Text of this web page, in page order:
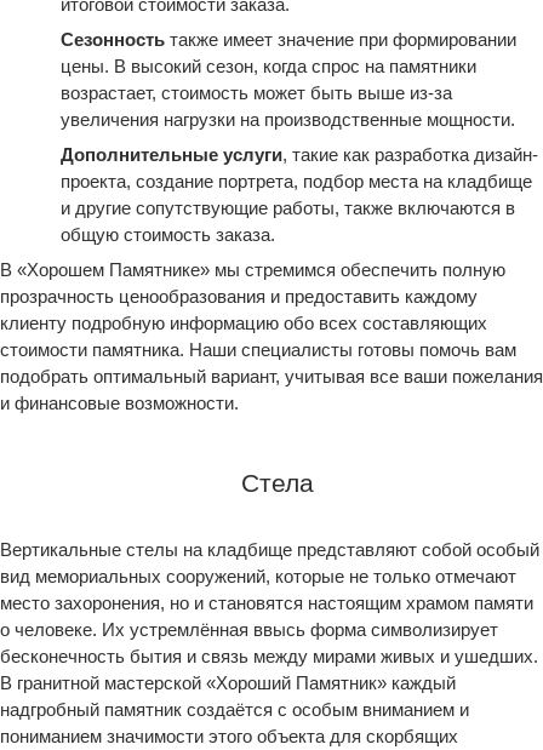
итоговой стоимости заказа.
Сезонность также имеет значение при формировании
цены. В высокий сезон, когда спрос на памятники
возрастает, стоимость может быть выше из-за
увеличения нагрузки на производственные мощности.
Дополнительные услуги, такие как разработка дизайн-
проекта, создание портрета, подбор места на кладбище
и другие сопутствующие работы, также включаются в
общую стоимость заказа.
В «Хорошем Памятнике» мы стремимся обеспечить полную
прозрачность ценообразования и предоставить каждому
клиенту подробную информацию обо всех составляющих
стоимости памятника. Наши специалисты готовы помочь вам
подобрать оптимальный вариант, учитывая все ваши пожелания
и финансовые возможности.
Стела
Вертикальные стелы на кладбище представляют собой особый
вид мемориальных сооружений, которые не только отмечают
место захоронения, но и становятся настоящим храмом памяти
о человеке. Их устремлённая ввысь форма символизирует
бесконечность бытия и связь между мирами живых и ушедших.
В гранитной мастерской «Хороший Памятник» каждый
надгробный памятник создаётся с особым вниманием и
пониманием значимости этого объекта для скорбящих